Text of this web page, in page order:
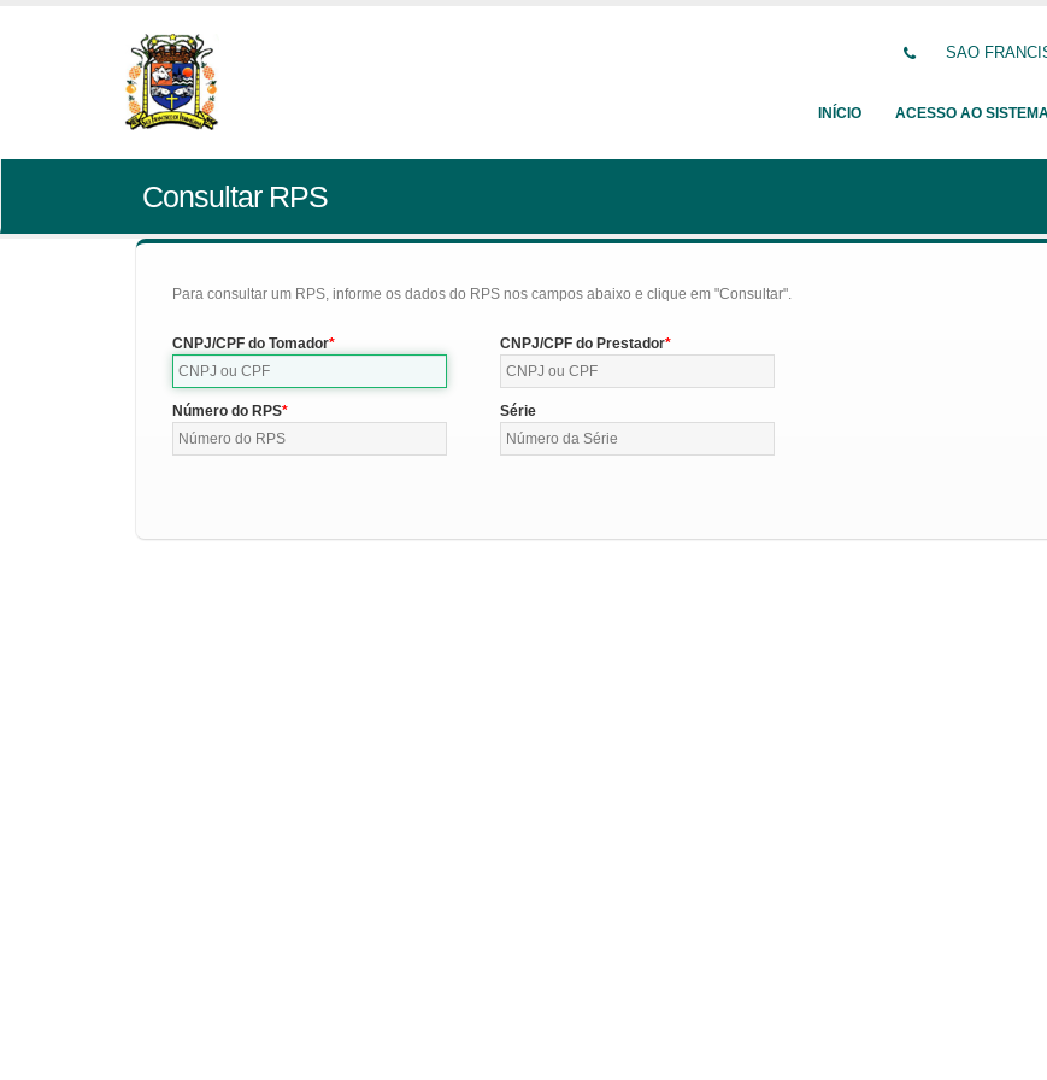
SAO
INÍCIO ACESSO AO
Consultar RPS
Para consultar um RPS, informe os dados do RPS nos campos abaixo e clique em "Consultar".
CNPJ/CPF do Tomador CNPJ/CPF do Prestador
Número do RPS Série